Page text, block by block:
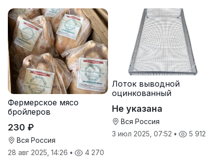
Фермерское мясо
бройлеров
230 ₽
Вся Россия
28 авг 2025, 14:26 • 4 270
Лоток выводной
оцинкованный
Не указана
Вся Россия
3 июл 2025, 07:52 • 5 912